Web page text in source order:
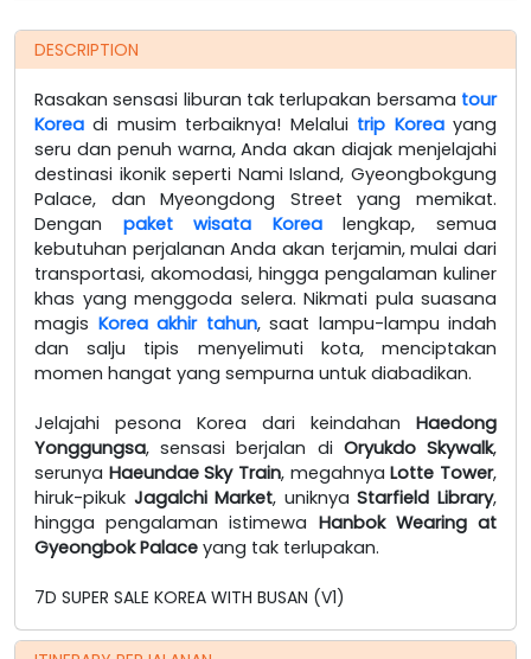
DESCRIPTION
Rasakan sensasi liburan tak terlupakan bersama tour
Korea di musim terbaiknya! Melalui trip Koreayang
seru dan penuh warna, Anda akan diajak menjelajahi
destinasi ikonik seperti Nami Island, Gyeongbokgung
Palace, dan Myeongdong Street yang memikat.
Dengan paket wisata Korealengkap, semua
kebutuhan perjalanan Anda akan terjamin, mulai dari
transportasi, akomodasi, hingga pengalaman kuliner
khas yang menggoda selera. Nikmati pula suasana
magis Korea akhir tahun, saat lampu-lampu indah
dan salju tipis menyelimuti kota, menciptakan
momen hangat yang sempurna untuk diabadikan.
Jelajahi pesona Korea dari keindahan Haedong
Yonggungsa, sensasi berjalan di Oryukdo Skywalk,
serunya Haeundae Sky Train, megahnyaLotte Tower,
hiruk-pikuk Jagalchi Market, uniknyaStarfield Library,
hingga pengalaman istimewa Hanbok Wearing at
Gyeongbok Palace yang tak terlupakan.
7D SUPER SALE KOREA WITH BUSAN (V1)